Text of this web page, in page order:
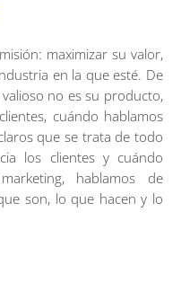
maximizar su valor,
en la que esté. De
no es su producto,
cuándo hablamos
que se trata de todo
los clientes y cuándo
hablamos de
son, lo que hacen y lo